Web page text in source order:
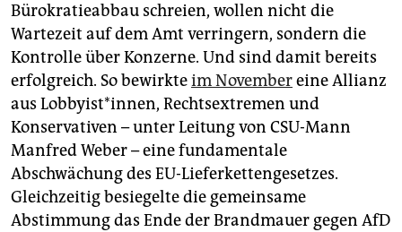
Bürokratieabbau schreien, wollen nicht die
Wartezeit auf dem Amt verringern, sondern die
Kontrolle über Konzerne. Und sind damit bereits
erfolgreich. So bewirkteim Novembereine Allianz
aus Lobbyist*innen, Rechtsextremen und
Konservativen – unter Leitung von CSU-Mann
Manfred Weber – eine fundamentale
Abschwächung des EU-Lieferkettengesetzes.
Gleichzeitig besiegelte die gemeinsame
Abstimmung das Ende der Brandmauer gegen AfD